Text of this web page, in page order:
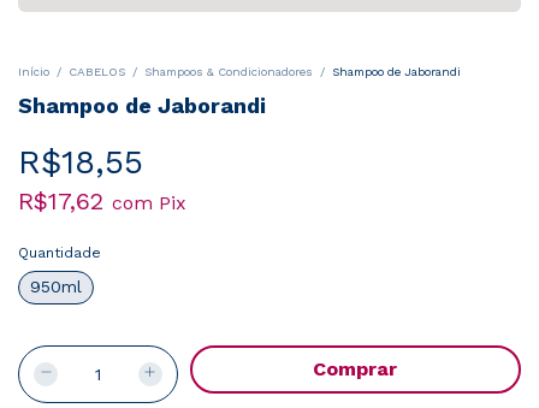
Início / CABELOS / Shampoos & Condicionadores / Shampoo de Jaborandi
Shampoo de Jaborandi
R$18,55
R$17,62 com Pix
Quantidade
950ml